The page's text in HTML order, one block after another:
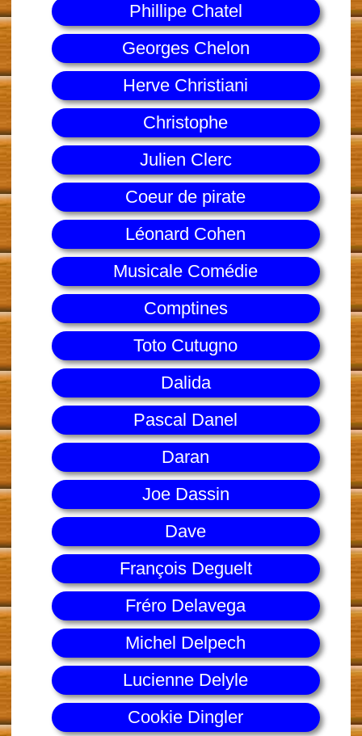
Phillipe Chatel
Georges Chelon
Herve Christiani
Christophe
Julien Clerc
Coeur de pirate
Léonard Cohen
Musicale Comédie
Comptines
Toto Cutugno
Dalida
Pascal Danel
Daran
Joe Dassin
Dave
François Deguelt
Fréro Delavega
Michel Delpech
Lucienne Delyle
Cookie Dingler